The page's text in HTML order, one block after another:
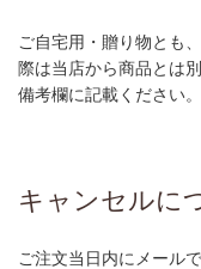
ご自宅用・贈り物とも
際は当店から商品とは
備考欄に記載ください。
キャンセルに
ご注文当日内にメール